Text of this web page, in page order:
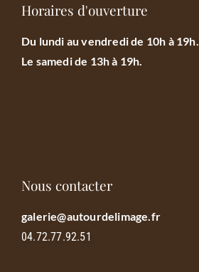
Horaires d'ouverture
Du lundi au vendredi de 10h à 19h.
Le samedi de 13h à 19h.
Nous contacter
galerie@autourdelimage.fr
04.72.77.92.51